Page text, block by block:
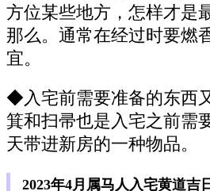
方位某些地方，怎样才是
那么。通常在经过时要燃
宜。
◆入宅前需要准备的东西
箕和扫帚也是入宅之前需
天带进新房的一种物品。
2023年4月属马人入宅黄道吉